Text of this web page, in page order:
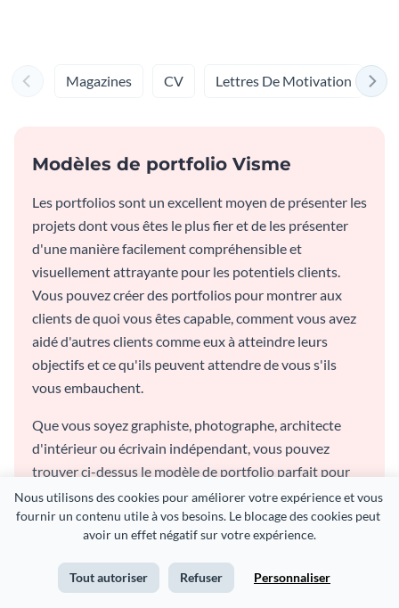
Nous utilisons des cookies pour améliorer votre expérience et vous
fournir un contenu utile à vos besoins. Le blocage des cookies peut
avoir un effet négatif sur votre expérience.
Tout autoriser Refuser Personnaliser
Magazines CV Lettres De Motivation
Modèles de portfolio Visme
Les portfolios sont un excellent moyen de présenter les
projets dont vous êtes le plus fier et de les présenter
d'une manière facilement compréhensible et
visuellement attrayante pour les potentiels clients.
Vous pouvez créer des portfolios pour montrer aux
clients de quoi vous êtes capable, comment vous avez
aidé d'autres clients comme eux à atteindre leurs
objectifs et ce qu'ils peuvent attendre de vous s'ils
vous embauchent.
Que vous soyez graphiste, photographe, architecte
d'intérieur ou écrivain indépendant, vous pouvez
trouver ci-dessus le modèle de portfolio parfait pour
vos besoins. La meilleure partie est que tous les
modèles de portfolio Visme sont entièrement
modifiables. Choisissez le design que vous aimez et
personnalisez-le autant que vous le souhaitez.
Changez les couleurs, échangez les images, jouez avec